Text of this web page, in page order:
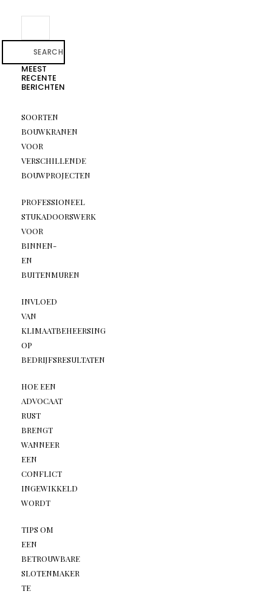
SEARCH
MEEST
RECENTE
BERICHTEN
SOORTEN
BOUWKRANEN
VOOR
VERSCHILLENDE
BOUWPROJECTEN
PROFESSIONEEL
STUKADOORSWERK
VOOR
BINNEN-
EN
BUITENMUREN
INVLOED
VAN
KLIMAATBEHEERSING
OP
BEDRIJFSRESULTATEN
HOE EEN
ADVOCAAT
RUST
BRENGT
WANNEER
EEN
CONFLICT
INGEWIKKELD
WORDT
TIPS OM
EEN
BETROUWBARE
SLOTENMAKER
TE